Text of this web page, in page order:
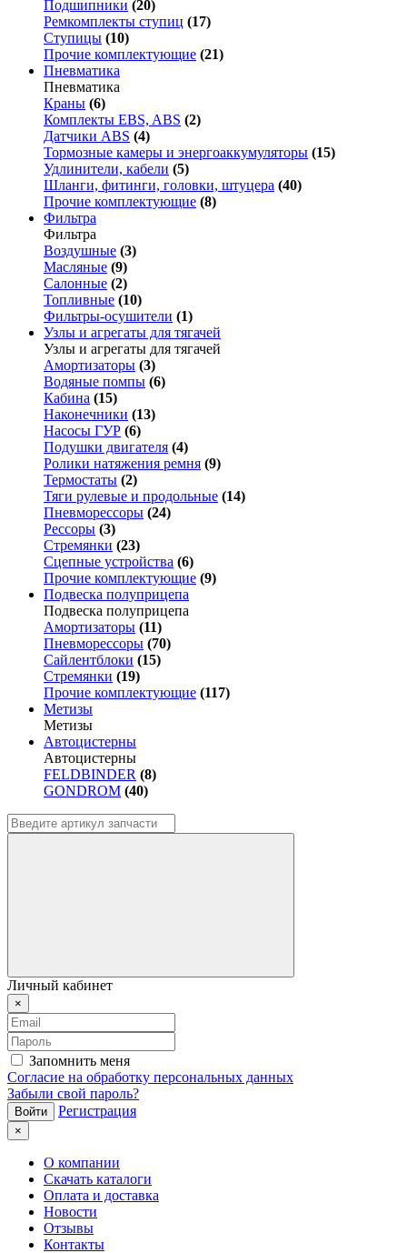
Подшипники (20)
Ремкомплекты ступиц (17)
Ступицы (10)
Прочие комплектующие (21)
Пневматика
Пневматика
Краны (6)
Комплекты EBS, ABS (2)
Датчики ABS (4)
Тормозные камеры и энергоаккумуляторы (15)
Удлинители, кабели (5)
Шланги, фитинги, головки, штуцера (40)
Прочие комплектующие (8)
Фильтра
Фильтра
Воздушные (3)
Масляные (9)
Салонные (2)
Топливные (10)
Фильтры-осушители (1)
Узлы и агрегаты для тягачей
Узлы и агрегаты для тягачей
Амортизаторы (3)
Водяные помпы (6)
Кабина (15)
Наконечники (13)
Насосы ГУР (6)
Подушки двигателя (4)
Ролики натяжения ремня (9)
Термостаты (2)
Тяги рулевые и продольные (14)
Пневморессоры (24)
Рессоры (3)
Стремянки (23)
Сцепные устройства (6)
Прочие комплектующие (9)
Подвеска полуприцепа
Подвеска полуприцепа
Амортизаторы (11)
Пневморессоры (70)
Сайлентблоки (15)
Стремянки (19)
Прочие комплектующие (117)
Метизы
Метизы
Автоцистерны
Автоцистерны
FELDBINDER (8)
GONDROM (40)
Личный кабинет
×
Запомнить меня
Согласие на обработку персональных данных
Забыли свой пароль?
Регистрация
×
О компании
Скачать каталоги
Оплата и доставка
Новости
Отзывы
Контакты